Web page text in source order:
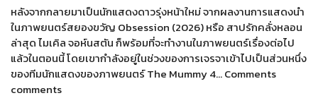
หลังจากกลายมาเป็นนักแสดงดาวรุ่งหน้าใหม่ จากผลงานการแสดงนำ
ในภาพยนตร์สยองขวัญ Obsession (2026) หรือ สาปรักคลั่งหลอน
ล่าสุด ไมเคิล จอห์นสตัน ก็พร้อมที่จะทำงานในภาพยนตร์เรื่องต่อไป
แล้วในตอนนี้ โดยเขากำลังอยู่ในช่วงของการเจรจาเข้าไปเป็นส่วนหนึ่ง
ของทีมนักแสดงของภาพยนตร์ The Mummy 4… Comments
comments